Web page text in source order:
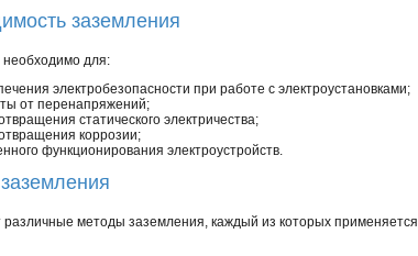
заземления
для:
электробезопасности при работе с электроустановками;
от перенапряжений;
статического электричества;
коррозии;
функционирования электроустройств.
методы заземления, каждый из которых